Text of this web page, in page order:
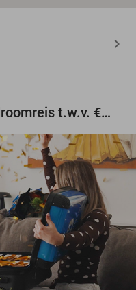
Maak gratis kans op een droomreis t.w.v. €3.000!